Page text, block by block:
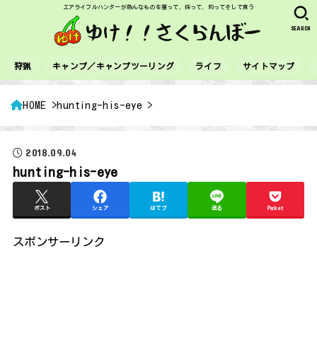
エアライフルハンターが色んなものを獲って、採って、釣ってそして食う
狩猟 キャンプ／キャンプツーリング ライフ サイトマップ
SEARCH
HOME hunting-his-eye
2018.09.04
hunting-his-eye
ポスト シェア はてブ 送る Pocket
スポンサーリンク